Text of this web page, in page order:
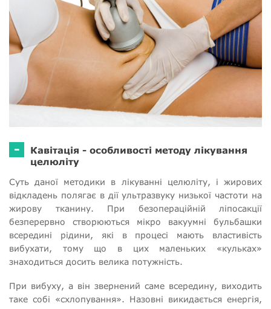
-
Кавітація - особливості методу лікування
целюліту
Суть даної методики в лікуванні целюліту, і жирових
відкладень полягає в дії ультразвуку низької частоти на
жирову тканину. При безопераційній ліпосакції
безперервно створюються мікро вакуумні бульбашки
всередині рідини, які в процесі мають властивість
вибухати, тому що в цих маленьких «кульках»
знаходиться досить велика потужність.
При вибуху, а він звернений саме всередину, виходить
таке собі «схлопування». Назовні викидається енергія,